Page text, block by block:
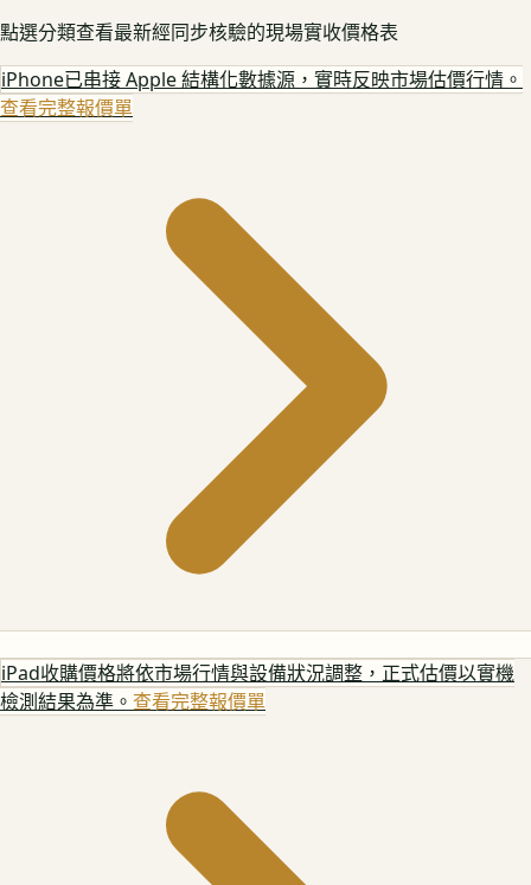
點選分類查看最新經同步核驗的現場實收價格表
iPhone已串接 Apple 結構化數據源，實時反映市場估價行情。
查看完整報價單
iPad收購價格將依市場行情與設備狀況調整，正式估價以實機
檢測結果為準。 查看完整報價單